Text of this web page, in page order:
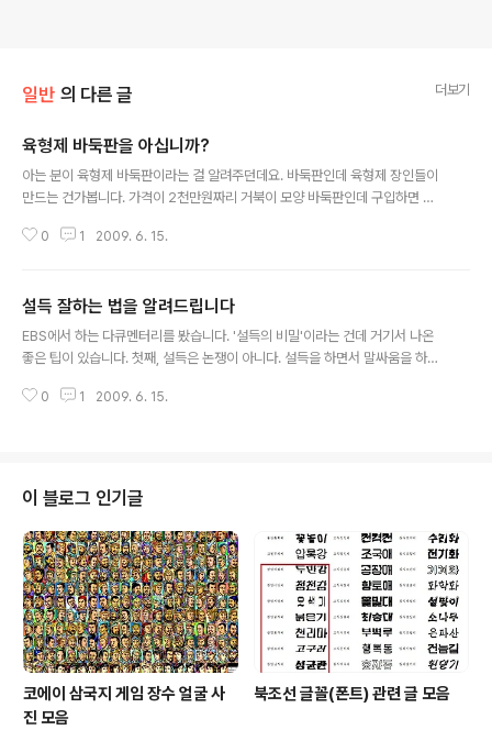
일반 의 다른 글 더보기
육형제 바둑판을 아십니까?
아는 분이 육형제 바둑판이라는 걸 알려주던데요. 바둑판인데 육형제 장인들이
만드는 건가봅니다. 가격이 2천만원짜리 거북이 모양 바둑판인데 구입하면 육
6brothers.com/detail.php?c_code1=10&c_code2=020&c_code3
수도 있겠지만 한국같은데 루이비통이나 샤넬 구찌가 없다는 건 반성할 일이죠.
0 1 2009. 6. 15.
설득 잘하는 법을 알려드립니다
EBS에서 하는 다큐멘터리를 봤습니다. '설득의 비밀'이라는 건데 거기서 나온
좋은 팁이 있습니다. 첫째, 설득은 논쟁이 아니다. 설득을 하면서 말싸움을 하지
다는 들어야 한다. 듣는것과 말하는 비율을 7:3으로 하라고 합니다. 물건 파는
속적으로 관계를 맺고 부탁해보라고 합니다. 세일즈 하는 사람들은 꼭 다음에
또 뵙죠 그러더라고요. 여러분도 한번 써먹어보길 바랍니다. 엄마한테 사탕사달
라고 ..
0 1 2009. 6. 15.
이 블로그 인기글
코에이 삼국지 게임 장수 얼굴 사
진 모음
북조선 글꼴(폰트) 관련 글 모음